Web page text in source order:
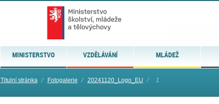
MINISTERSTVO VZDĚLÁVÁNÍ MLÁDEŽ
Titulní stránka ⁄ Fotogalerie ⁄ 20241120_Logo_EU ⁄ 1